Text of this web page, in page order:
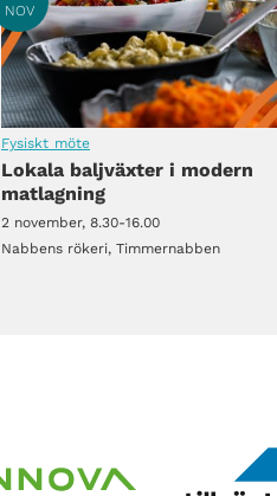
NOV
Fysiskt möte
Lokala baljväxter i modern
matlagning
2 november, 8.30-16.00
Nabbens rökeri, Timmernabben